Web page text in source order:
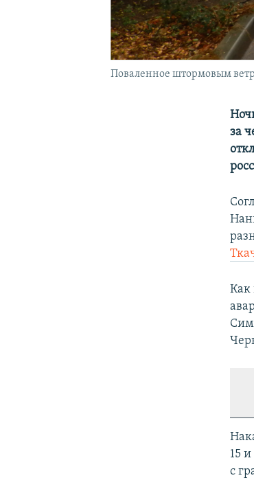
Поваленное штормовым
за
Как
15
с